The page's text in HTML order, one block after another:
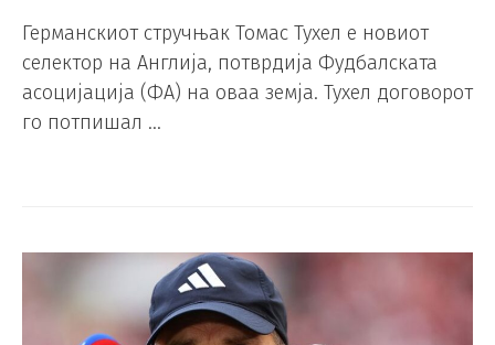
Германскиот стручњак Томас Тухел е новиот
селектор на Англија, потврдија Фудбалската
асоцијација (ФА) на оваа земја. Тухел договорот
го потпишал …